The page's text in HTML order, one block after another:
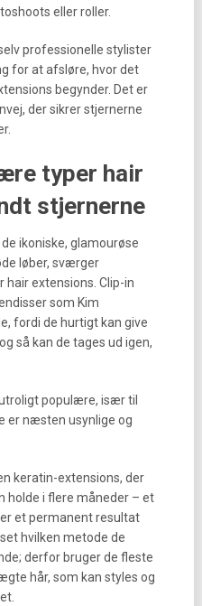
eller roller.
professionelle stylister
for at afsløre, hvor det
begynder. Det er
der sikrer stjernerne
typer hair
stjernerne
ikoniske, glamourøse
løber, sværger
extensions. Clip-in
som Kim
fordi de hurtigt kan give
så kan de tages ud igen,
populære, især til
er næsten usynlige og
keratin-extensions, der
holde i flere måneder – et
et permanent resultat
hvilken metode de
derfor bruger de fleste
hår, som kan styles og